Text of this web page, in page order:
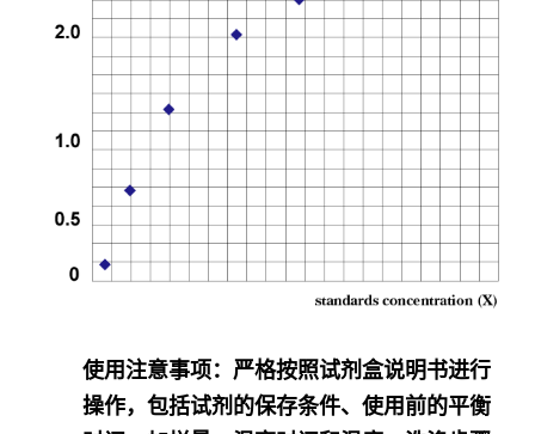
使用注意事项：严格按照试剂盒说明书进行
操作，包括试剂的保存条件、使用前的平衡